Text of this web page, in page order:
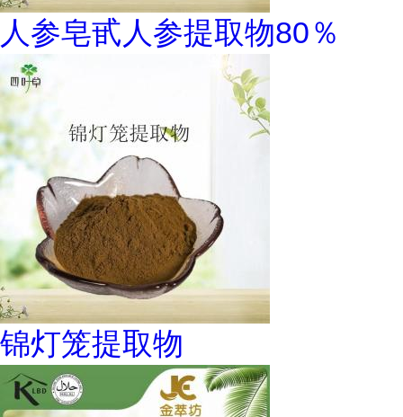
人参皂甙人参提取物80％
锦灯笼提取物